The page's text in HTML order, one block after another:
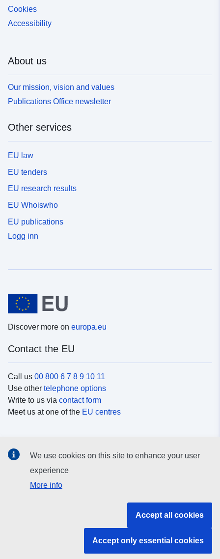
Cookies
Accessibility
About us
Our mission, vision and values
Publications Office newsletter
Other services
EU law
EU tenders
EU research results
EU Whoiswho
EU publications
Logg inn
Discover more on europa.eu
Contact the EU
Call us 00 800 6 7 8 9 10 11
Use other telephone options
Write to us via contact form
Meet us at one of the EU centres
Search for EUsocial media channels
We use cookies on this site to enhance your user
experience
More info
Accept all cookies
Accept only essential cookies